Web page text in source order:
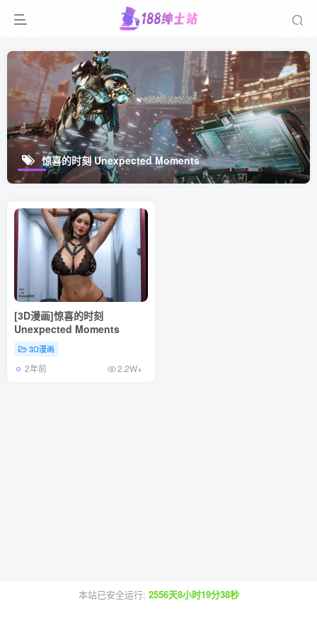
惊喜的时刻 Unexpected Moments
[3D漫画]惊喜的时刻
Unexpected Moments
3D漫画
2年前 2.2W+
本站已安全运行: 2556天8小时19分38秒